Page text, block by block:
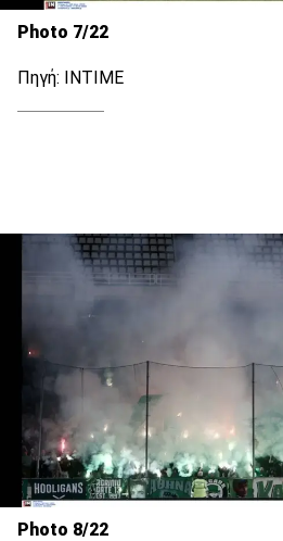
Photo 7/22
Πηγή: ΙΝΤΙΜΕ
Photo 8/22